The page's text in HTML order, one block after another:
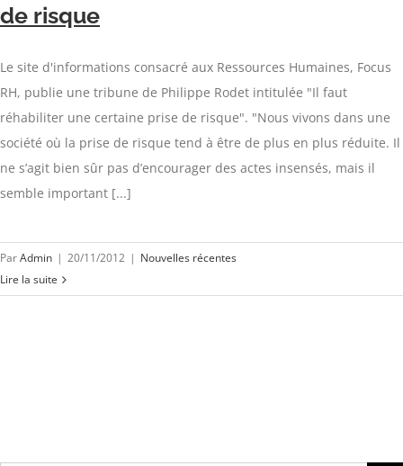
de risque
Le site d'informations consacré aux Ressources Humaines, Focus
RH, publie une tribune de Philippe Rodet intitulée "Il faut
réhabiliter une certaine prise de risque". "Nous vivons dans une
société où la prise de risque tend à être de plus en plus réduite. Il
ne s’agit bien sûr pas d’encourager des actes insensés, mais il
semble important [...]
ParAdmin | 20/11/2012 | Nouvelles récentes
Lire la suite